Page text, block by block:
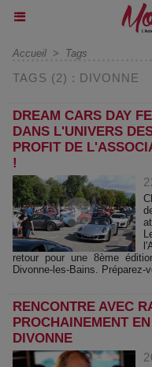
Accueil > Tags
TAGS (2) : DIVONNE
DREAM CARS DAY
DANS L'UNIVERS
PROFIT DE
!
retour pour une 8ème
Divonne-les-Bains. Préparez-
RENCONTRE AVEC
PROCHAINEMENT
DIVONNE